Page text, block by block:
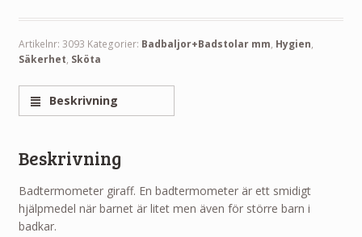
Artikelnr: 3093 Kategorier: Badbaljor+Badstolar mm, Hygien,
Säkerhet, Sköta
Beskrivning
Beskrivning
Badtermometer giraff. En badtermometer är ett smidigt
hjälpmedel när barnet är litet men även för större barn i
badkar.